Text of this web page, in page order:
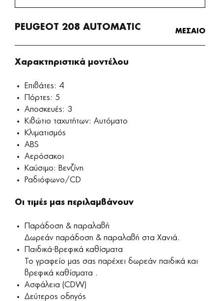
PEUGEOT 208 AUTOMATIC ΜΕΣΑΙΟ
Χαρακτηριστικά μοντέλου
Επιβάτες: 4
Πόρτες: 5
Αποσκευές: 3
Κιβώτιο ταχυτήτων: Αυτόματο
Κλιματισμός
ABS
Αερόσακοι
Καύσιμο: Βενζίνη
Ραδιόφωνο/CD
Οι τιμές μας περιλαμβάνουν
Παράδοση & παραλαβή
Δωρεάν παράδοση & παραλαβή στα Χανιά.
Παιδικά-Βρεφικά καθίσματα
Το γραφείο μας σας παρέχει δωρεάν παιδικά και
βρεφικά καθίσματα .
Ασφάλεια (CDW)
Δεύτερος οδηγός